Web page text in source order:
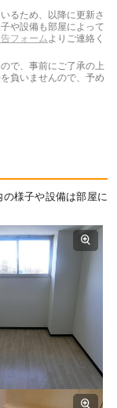
るため、以降に更新さ
や設備も部屋によって
フォームよりご連絡く
で、事前にご了承の上
負いませんので、予め
様子や設備は部屋に